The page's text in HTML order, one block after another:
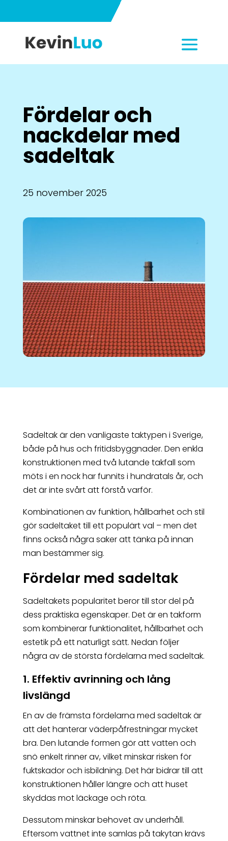
Fördelar och
nackdelar med
sadeltak
25 november 2025
Sadeltak är den vanligaste taktypen i Sverige,
både på hus och fritidsbyggnader. Den enkla
konstruktionen med två lutande takfall som
möts i en nock har funnits i hundratals år, och
det är inte svårt att förstå varför.
Kombinationen av funktion, hållbarhet och stil
gör sadeltaket till ett populärt val – men det
finns också några saker att tänka på innan
man bestämmer sig.
Fördelar med sadeltak
Sadeltakets popularitet beror till stor del på
dess praktiska egenskaper. Det är en takform
som kombinerar funktionalitet, hållbarhet och
estetik på ett naturligt sätt. Nedan följer
några av de största fördelarna med sadeltak.
1. Effektiv avrinning och lång
livslängd
En av de främsta fördelarna med sadeltak är
att det hanterar väderpåfrestningar mycket
bra. Den lutande formen gör att vatten och
snö enkelt rinner av, vilket minskar risken för
fuktskador och isbildning. Det här bidrar till att
konstruktionen håller längre och att huset
skyddas mot läckage och röta.
Dessutom minskar behovet av underhåll.
Eftersom vattnet inte samlas på takytan krävs